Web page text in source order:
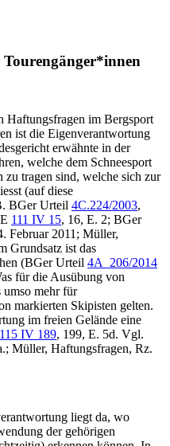
Haftungsfragen im Bergsport
ist die Eigenverantwortung
erwähnte in der
welche dem Schneesport
zu tragen sind, welche sich zur
(auf diese
BGer Urteil 4C.224/2003,
111 IV 15, 16, E. 2; BGer
Februar 2011; Müller,
Grundsatz ist das
(BGer Urteil 4A_206/2014
für die Ausübung von
umso mehr für
markierten Skipisten gelten.
im freien Gelände eine
115 IV 189, 199, E. 5d. Vgl.
Müller, Haftungsfragen, Rz.
liegt da, wo
der gehörigen